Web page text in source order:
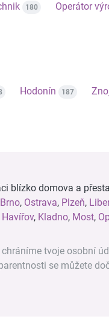
180 Operátor
Hodonín 187
blízko domova a
Brno, Ostrava, Plzeň,
Havířov, Kladno, Most,
chráníme tvoje osobní
se můžete